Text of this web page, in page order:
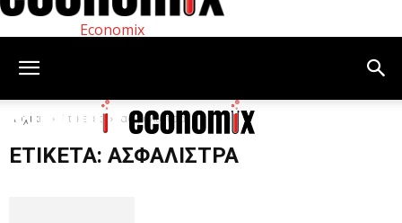
Economix
Αρχική Ετικέτες ασφάλιστρα
ΕΤΙΚΈΤΑ: ΑΣΦΆΛΙΣΤΡΑ